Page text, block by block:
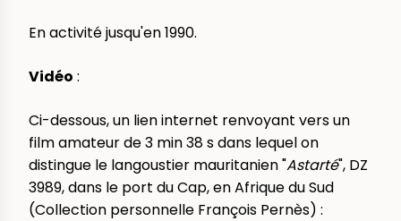
En activité jusqu'en 1990.
Vidéo :
Ci-dessous, un lien internet renvoyant vers un
film amateur de 3 min 38 s dans lequel on
distingue le langoustier mauritanien "Astarté", DZ
3989, dans le port du Cap, en Afrique du Sud
(Collection personnelle François Pernès) :